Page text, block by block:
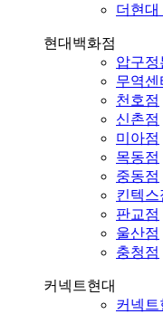
더현대
현대백화점
압구정
무역센
천호점
신촌점
미아점
목동점
중동점
킨텍스
판교점
울산점
충청점
커넥트현대
커넥트